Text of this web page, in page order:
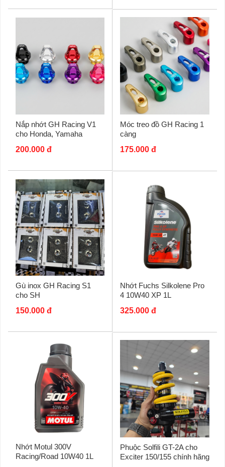
Nắp nhớt GH Racing V1
cho Honda, Yamaha
200.000 đ
Móc treo đồ GH Racing 1
càng
175.000 đ
Gù inox GH Racing S1
cho SH
150.000 đ
Nhớt Fuchs Silkolene Pro
4 10W40 XP 1L
325.000 đ
Nhớt Motul 300V
Racing/Road 10W40 1L
Phuộc Solfili GT-2A cho
Exciter 150/155 chính hãng